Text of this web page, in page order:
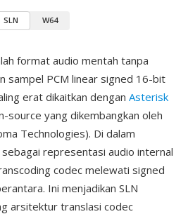
SLN W64
format audio mentah tanpa
sampel PCM linear signed 16-bit
erat dikaitkan dengan Asterisk
yang dikembangkan oleh
Technologies). Di dalam
representasi audio internal
codec melewati signed
Ini menjadikan SLN
arsitektur translasi codec